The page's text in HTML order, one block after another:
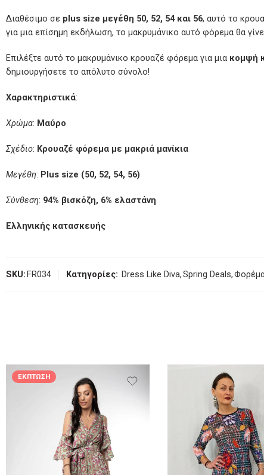
Διαθέσιμο σε plus size μεγέθη 50, 52, 54 και 56, αυτό το
για μια επίσημη εκδήλωση, το μακρυμάνικο αυτό φόρεμα θα
Επιλέξτε αυτό το μακρυμάνικο κρουαζέ φόρεμα για μια κομψή
δημιουργήσετε το απόλυτο σύνολο!
Χαρακτηριστικά:
Χρώμα: Μαύρο
Σχέδιο: Κρουαζέ φόρεμα με μακριά μανίκια
Μεγέθη: Plus size (50, 52, 54, 56)
Σύνθεση: 94% βισκόζη, 6% ελαστάνη
Ελληνικής κατασκευής
SKU: FR034 Κατηγορίες: Dress Like Diva,Spring Deals,
ΈΚΠΤΩΣΗ